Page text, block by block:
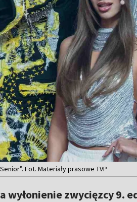
Fot. Materiały prasowe TVP
wyłonienie zwycięzcy 9.